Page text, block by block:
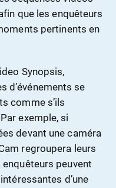
que les enquêteurs
pertinents en
Synopsis,
d’événements se
comme s’ils
exemple, si
devant une caméra
regroupera leurs
enquêteurs peuvent
d’une